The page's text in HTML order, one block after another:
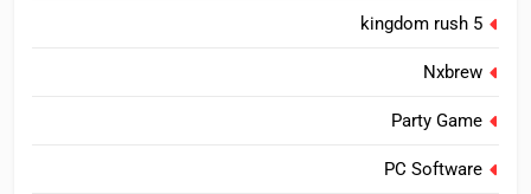
kingdom rush 5
Nxbrew
Party Game
PC Software